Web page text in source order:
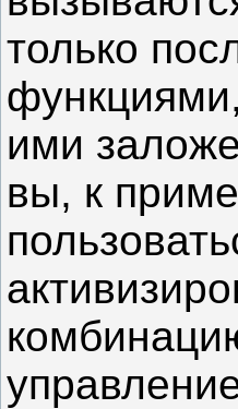
только
ими
вы, к